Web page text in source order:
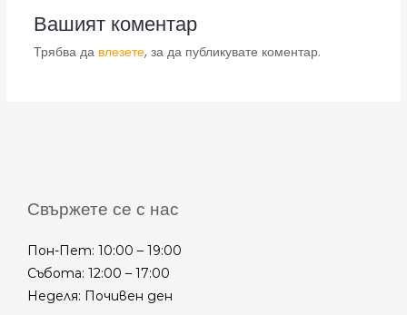
Вашият коментар
Трябва да влезете, за да публикувате коментар.
Свържете се с нас
Пон-Пет: 10:00 – 19:00
Събота: 12:00 – 17:00
Неделя: Почивен ден